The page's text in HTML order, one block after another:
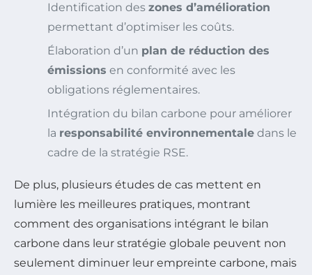
Identification des zones d’amélioration
permettant d’optimiser les coûts.
Élaboration d’un plan de réduction des
émissions en conformité avec les
obligations réglementaires.
Intégration du bilan carbone pour améliorer
la responsabilité environnementale dans le
cadre de la stratégie RSE.
De plus, plusieurs études de cas mettent en
lumière les meilleures pratiques, montrant
comment des organisations intégrant le bilan
carbone dans leur stratégie globale peuvent non
seulement diminuer leur empreinte carbone, mais